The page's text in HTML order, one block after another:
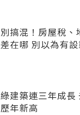
別搞混！房屋稅、
差在哪 別以為有
綠建築連三年成長
歷年新高